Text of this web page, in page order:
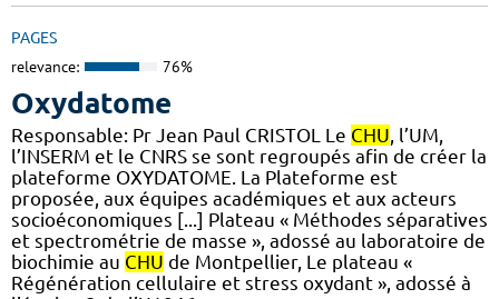
PAGES
relevance: 76%
Oxydatome
Responsable: Pr Jean Paul CRISTOL Le CHU, l’UM,
l’INSERM et le CNRS se sont regroupés afin de créer la
plateforme OXYDATOME. La Plateforme est
proposée, aux équipes académiques et aux acteurs
socioéconomiques [...] Plateau « Méthodes séparatives
et spectrométrie de masse », adossé au laboratoire de
biochimie au CHU de Montpellier, Le plateau «
Régénération cellulaire et stress oxydant », adossé à